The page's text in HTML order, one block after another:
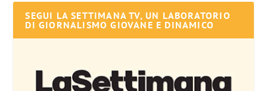
SEGUI LA SETTIMANA TV, UN LABORATORIO
DI GIORNALISMO GIOVANE E DINAMICO